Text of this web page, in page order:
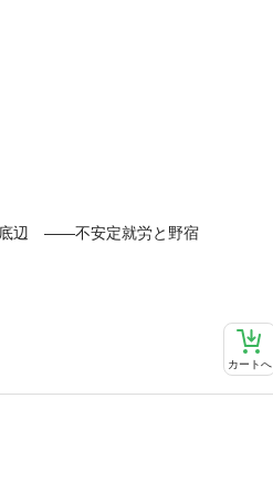
底辺 ――不安定就労と野宿
カートへ